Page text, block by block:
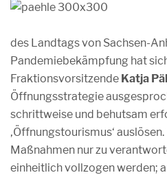
des Landtags von Sachsen-
Pandemiebekämpfung hat
Fraktionsvorsitzende Katja
Öffnungsstrategie
schrittweise und behutsam
‚Öffnungstourismus‘
Maßnahmen nur zu
einheitlich vollzogen werden;